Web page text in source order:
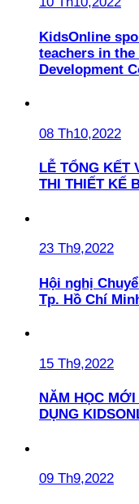
KidsOnline
teachers in the
Development
08 Th10,2022
LỄ TỔNG KẾT
THI THIẾT KẾ
23 Th9,2022
Hội nghị
Tp. Hồ Chí
15 Th9,2022
NĂM HỌC
DỤNG
09 Th9,2022